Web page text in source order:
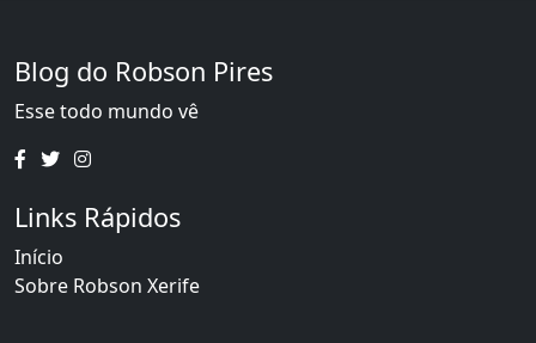
Blog do Robson Pires
Esse todo mundo vê
Links Rápidos
Início
Sobre Robson Xerife